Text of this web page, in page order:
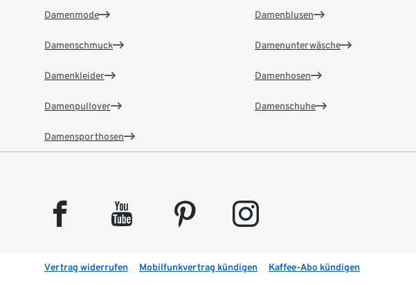
Damenmode
Damenschmuck
Damenkleider
Damenpullover
Damensporthosen
Damenblusen
Damenunterwäsche
Damenhosen
Damenschuhe
facebook youtube pinterest instagram
Vertrag widerrufen Mobilfunkvertrag kündigen Kaffee-Abo kündigen